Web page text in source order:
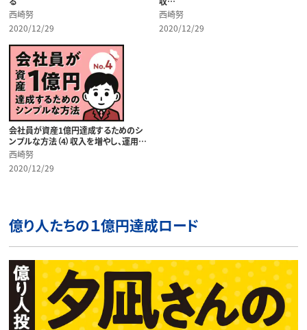
西崎努
2020/12/29
西崎努
2020/12/29
会社員が資産1億円達成するためのシ
ンプルな方法（4）収入を増やし、運用…
西崎努
2020/12/29
億り人たちの１億円達成ロード